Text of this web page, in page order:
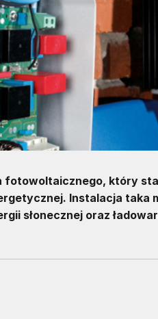
fotowoltaicznego, który
Instalacja
słonecznej oraz